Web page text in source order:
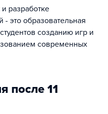
разработке
это образовательная
созданию игр и
современных
после 11